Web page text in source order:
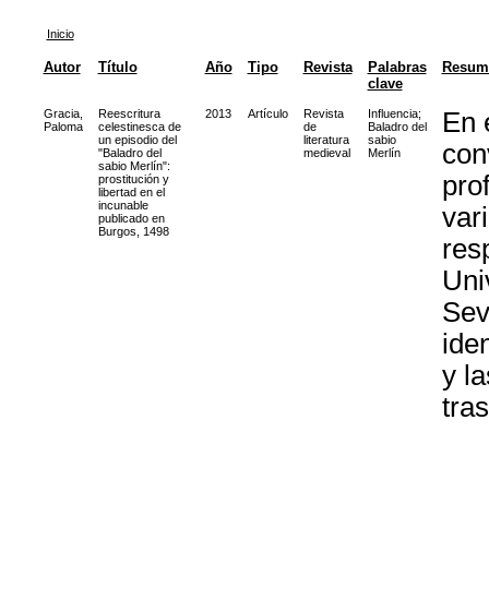
Inicio
Autor Título Año Tipo Revista
Palabras
clave
Gracia,
Paloma
Reescritura
celestinesca de
un episodio del
"Baladro del
sabio Merlín":
prostitución y
libertad en el
incunable
publicado en
Burgos, 1498
2013 Artículo
Revista
de
literatura
medieval
Influencia;
Baladro del
sabio
Merlín
En
y